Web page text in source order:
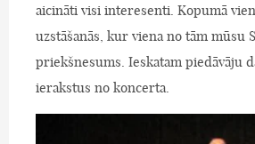
aicināti visi interesenti. Kopumā
uzstāšanās, kur viena no tām mūsu
priekšnesums. Ieskatam piedāvāju
ierakstus no koncerta.